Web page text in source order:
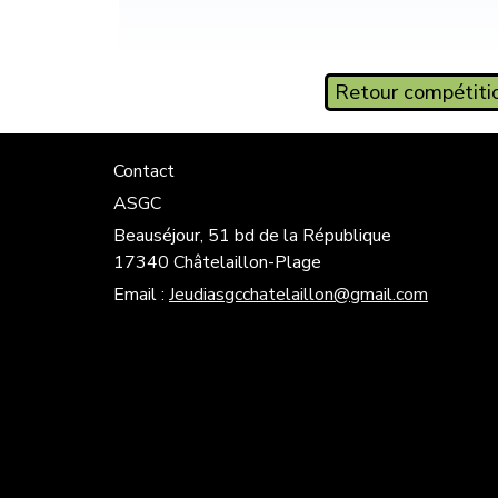
Retour
Contact
ASGC
Beauséjour, 51 bd de la République
17340 Châtelaillon-Plage
Email : Jeudiasgcchatelaillon@gmail.com